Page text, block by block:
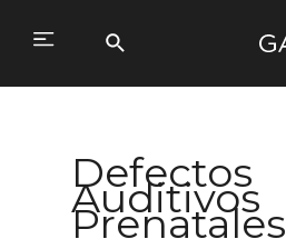
Buscar
Defectos
Auditivos
Prenatales